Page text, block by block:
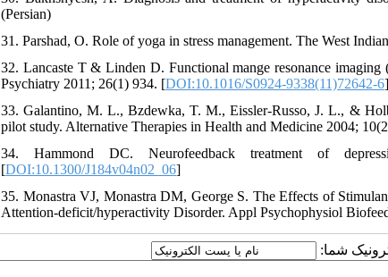
(Persian)
31. Parshad, O. Role of yoga in stress management. The West
32. Lancaste T & Linden D. Functional mange resonance
Psychiatry 2011; 26(1) 934. [DOI:10.1016/S0924-9338(11)72642-6]
33. Galantino, M. L., Bzdewka, T. M., Eissler-Russo, J. L., &
pilot study. Alternative Therapies in Health and Medicine 2004;
34. Hammond DC. Neurofeedback treatment of
[DOI:10.1300/J184v04n02_06]
35. Monastra VJ, Monastra DM, George S. The Effects of
Attention-deficit/hyperactivity Disorder. Appl Psychophysiol
شما: